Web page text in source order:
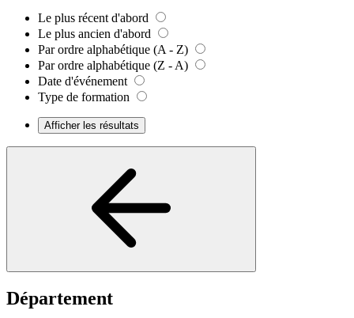
Le plus récent d'abord
Le plus ancien d'abord
Par ordre alphabétique (A - Z)
Par ordre alphabétique (Z - A)
Date d'événement
Type de formation
Afficher les résultats
Département